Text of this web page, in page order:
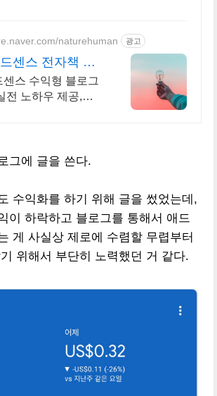
naturehuman 광고
센스 전자책 월
수익발생!
스 수익형 블로그
전 노하우 제공,동
그에 글을 쓴다.
수익화를 하기 위해 글을 썼었는데,
이 하락하고 블로그를 통해서 애드
게 사실상 제로에 수렴할 무렵부터
위해서 부단히 노력했던 거 같다.